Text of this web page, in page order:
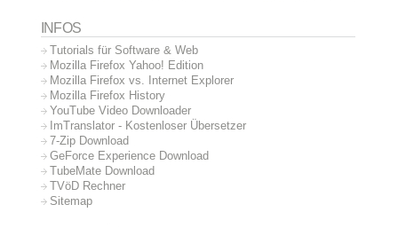
INFOS
Tutorials für Software & Web
Mozilla Firefox Yahoo! Edition
Mozilla Firefox vs. Internet Explorer
Mozilla Firefox History
YouTube Video Downloader
ImTranslator - Kostenloser Übersetzer
7-Zip Download
GeForce Experience Download
TubeMate Download
TVöD Rechner
Sitemap